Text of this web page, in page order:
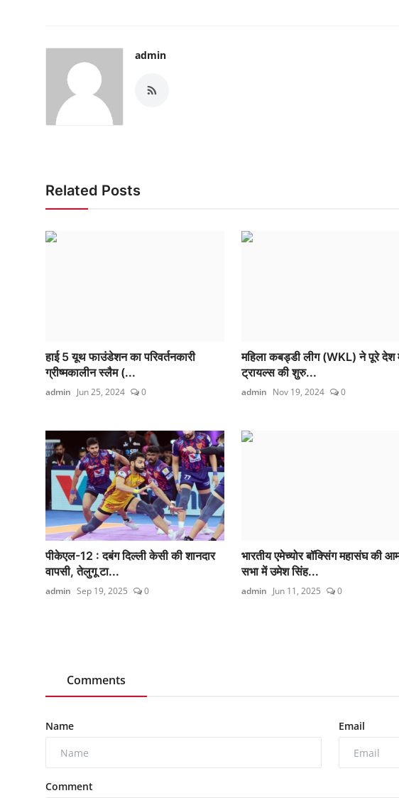
admin
Related Posts
हाई 5 यूथ फाउंडेशन का परिवर्तनकारी
ग्रीष्मकालीन स्लैम (...
admin Jun 25, 2024 0
महिला कबड्डी लीग (WKL) ने पूरे देश
ट्रायल्स की शुरु...
admin Nov 19, 2024 0
पीकेएल-12 : दबंग दिल्ली केसी की शानदार
वापसी, तेलुगू टा...
admin Sep 19, 2025 0
भारतीय एमेच्योर बॉक्सिंग महासंघ की
सभा में उमेश सिंह...
admin Jun 11, 2025 0
Comments
Name Email
Comment